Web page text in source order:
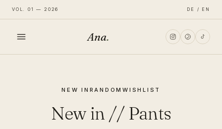
VOL. 01 — 2026 DE / EN
Ana.
NEW IN RANDOM WISHLIST
New in // Pants